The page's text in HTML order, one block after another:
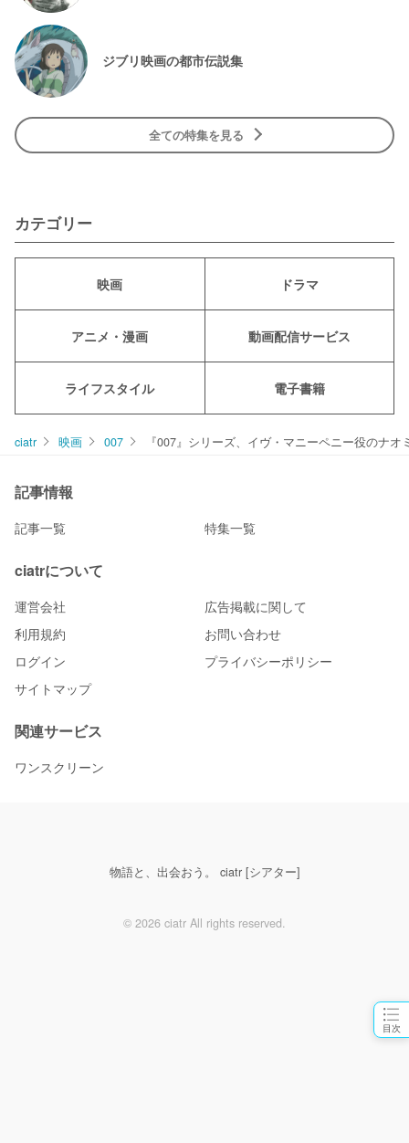
目次
ジブリ映画の都市伝説集
全ての特集を見る
カテゴリー
映画 ドラマ
アニメ・漫画 動画配信サービス
ライフスタイル 電子書籍
ciatr 映画 007 『007』シリーズ、イヴ・マニーペニー役のナ
記事情報
記事一覧 特集一覧
ciatrについて
運営会社
広告掲載に関して
利用規約
お問い合わせ
ログイン
プライバシーポリシー
サイトマップ
関連サービス
ワンスクリーン
物語と、出会おう。 ciatr [シアター]
© 2026 ciatr All rights reserved.